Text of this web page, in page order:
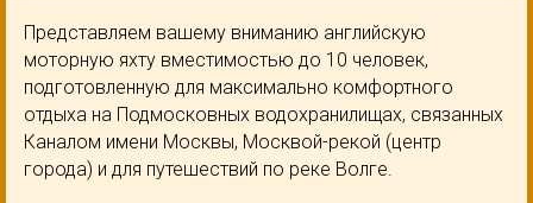
Представляем вашему вниманию английскую
моторную яхту вместимостью до 10 человек,
подготовленную для максимально комфортного
отдыха на Подмосковных водохранилищах, связанных
Каналом имени Москвы, Москвой-рекой (центр
города) и для путешествий по реке Волге.